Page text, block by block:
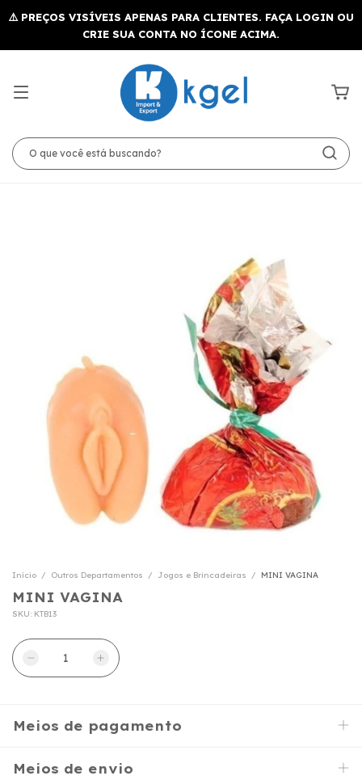
Início / Outros Departamentos / Jogos e Brincadeiras / MINI VAGINA
MINI VAGINA
SKU: KTB13
Meios de pagamento
Meios de envio